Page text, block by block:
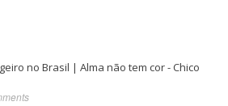
no Brasil | Alma não tem cor - Chico